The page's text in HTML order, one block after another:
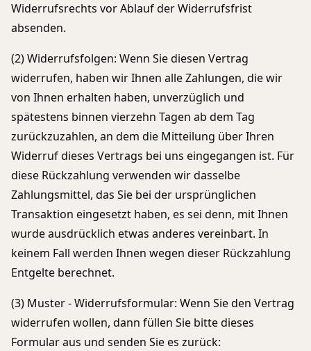
Widerrufsrechts vor Ablauf der Widerrufsfrist
absenden.
(2) Widerrufsfolgen: Wenn Sie diesen Vertrag
widerrufen, haben wir Ihnen alle Zahlungen, die wir
von Ihnen erhalten haben, unverzüglich und
spätestens binnen vierzehn Tagen ab dem Tag
zurückzuzahlen, an dem die Mitteilung über Ihren
Widerruf dieses Vertrags bei uns eingegangen ist. Für
diese Rückzahlung verwenden wir dasselbe
Zahlungsmittel, das Sie bei der ursprünglichen
Transaktion eingesetzt haben, es sei denn, mit Ihnen
wurde ausdrücklich etwas anderes vereinbart. In
keinem Fall werden Ihnen wegen dieser Rückzahlung
Entgelte berechnet.
(3) Muster - Widerrufsformular: Wenn Sie den Vertrag
widerrufen wollen, dann füllen Sie bitte dieses
Formular aus und senden Sie es zurück: